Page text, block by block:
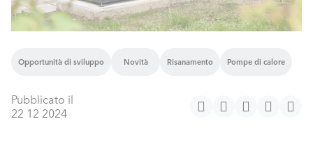
Opportunità di sviluppo Novità Risanamento Pompe di calore
Pubblicato il
22 12 2024